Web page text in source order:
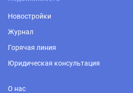
Новостройки
Журнал
Горячая линия
Юридическая консультация
О нас